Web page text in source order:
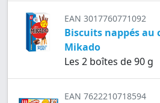
EAN 3017760771092
Biscuits nappés
Mikado
Les 2 boîtes de 90 g
EAN 7622210718594